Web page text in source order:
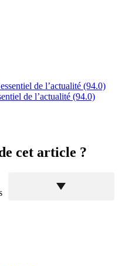
de l’actualité (94.0)
de l’actualité (94.0)
cet article ?